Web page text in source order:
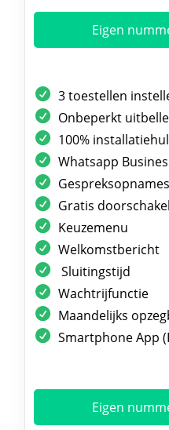
Eigen
3 toestellen
Onbeperkt
100%
Whatsapp
Gespreksopnames
Gratis
Keuzemenu
Welkomstbericht
Sluitingstijd
Wachtrijfunctie
Maandelijks
Smartphone App
Eigen